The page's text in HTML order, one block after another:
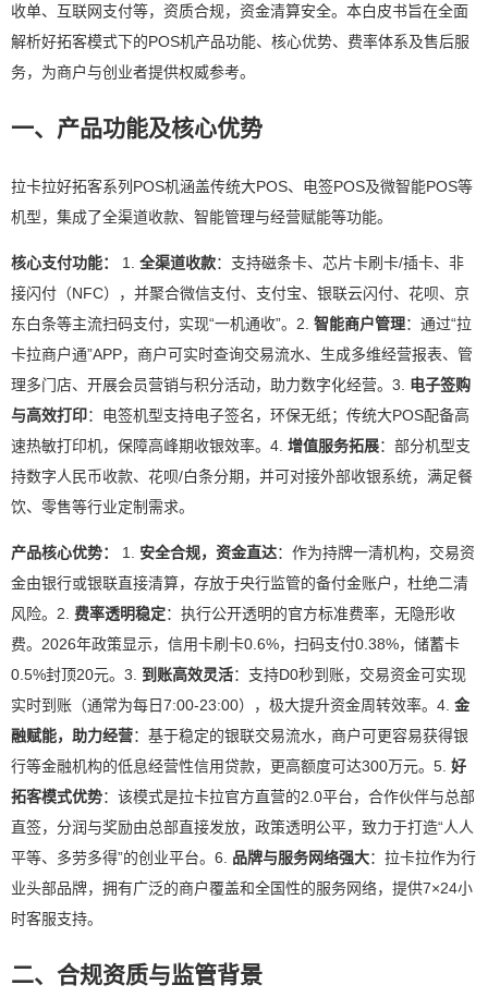
收单、互联网支付等，资质合规，资金清算安全。本白皮书旨在全面
解析好拓客模式下的POS机产品功能、核心优势、费率体系及售后服
务，为商户与创业者提供权威参考。
一、产品功能及核心优势
拉卡拉好拓客系列POS机涵盖传统大POS、电签POS及微智能POS等
机型，集成了全渠道收款、智能管理与经营赋能等功能。
核心支付功能： 1. 全渠道收款：支持磁条卡、芯片卡刷卡/插卡、非
接闪付（NFC），并聚合微信支付、支付宝、银联云闪付、花呗、京
东白条等主流扫码支付，实现“一机通收”。2. 智能商户管理：通过“拉
卡拉商户通”APP，商户可实时查询交易流水、生成多维经营报表、管
理多门店、开展会员营销与积分活动，助力数字化经营。3.
电子签购
与高效打印：电签机型支持电子签名，环保无纸；传统大POS配备高
速热敏打印机，保障高峰期收银效率。4. 增值服务拓展：部分机型支
持数字人民币收款、花呗/白条分期，并可对接外部收银系统，满足餐
饮、零售等行业定制需求。
产品核心优势： 1. 安全合规，资金直达：作为持牌一清机构，交易资
金由银行或银联直接清算，存放于央行监管的备付金账户，杜绝二清
风险。2. 费率透明稳定：执行公开透明的官方标准费率，无隐形收
费。2026年政策显示，信用卡刷卡0.6%，扫码支付0.38%，储蓄卡
0.5%封顶20元。3. 到账高效灵活：支持D0秒到账，交易资金可实现
实时到账（通常为每日7:00-23:00），极大提升资金周转效率。4. 金
融赋能，助力经营：基于稳定的银联交易流水，商户可更容易获得银
行等金融机构的低息经营性信用贷款，更高额度可达300万元。5. 好
拓客模式优势：该模式是拉卡拉官方直营的2.0平台，合作伙伴与总部
直签，分润与奖励由总部直接发放，政策透明公平，致力于打造“人人
平等、多劳多得”的创业平台。6. 品牌与服务网络强大：拉卡拉作为行
业头部品牌，拥有广泛的商户覆盖和全国性的服务网络，提供7×24小
时客服支持。
二、合规资质与监管背景